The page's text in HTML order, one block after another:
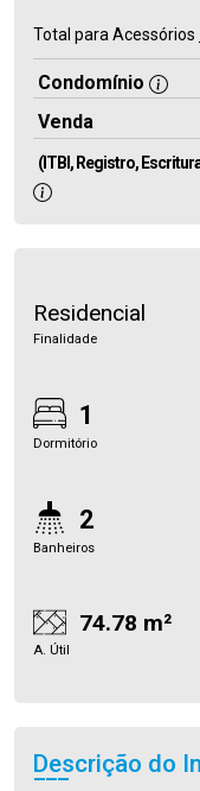
Total para Acessórios
Condomínio
Venda
(ITBI, Registro,
Residencial
Finalidade
1
Dormitório
2
Banheiros
74.78 m²
A. Útil
Descrição do